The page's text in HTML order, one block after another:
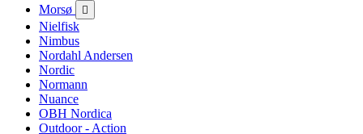
Morsø

Nielfisk
Nimbus
Nordahl Andersen
Nordic
Normann
Nuance
OBH Nordica
Outdoor - Action